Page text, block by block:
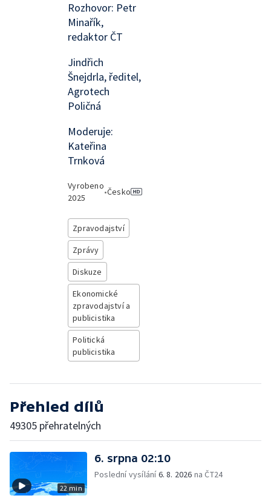
Rozhovor: Petr
Minařík,
redaktor ČT
Jindřich
Šnejdrla, ředitel,
Agrotech
Poličná
Moderuje:
Kateřina
Trnková
Vyrobeno
2025
•Česko
Zpravodajství
Zprávy
Diskuze
Ekonomické
zpravodajství a
publicistika
Politická
publicistika
Přehled dílů
49305 přehratelných
22 min
6. srpna 02:10
Poslední vysílání6. 8. 2026 na ČT24